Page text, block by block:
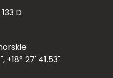
D
+18° 27' 41.53"